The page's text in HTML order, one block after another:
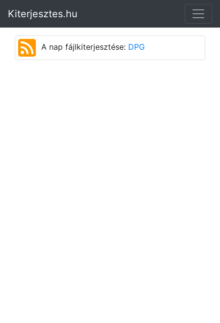
Kiterjesztes.hu
A nap fájlkiterjesztése: DPG